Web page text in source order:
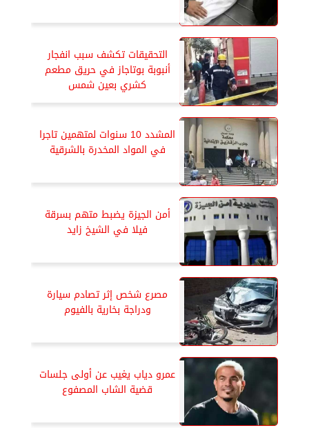
التحقيقات تكشف سبب انفجار
أنبوبة بوتاجاز في حريق مطعم
كشري بعين شمس
المشدد 10 سنوات لمتهمين تاجرا
في المواد المخدرة بالشرقية
أمن الجيزة يضبط متهم بسرقة
فيلا في الشيخ زايد
مصرع شخص إثر تصادم سيارة
ودراجة بخارية بالفيوم
عمرو دياب يغيب عن أولى جلسات
قضية الشاب المصفوع